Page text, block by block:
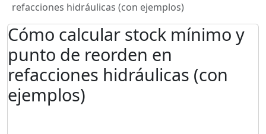
refacciones hidráulicas (con ejemplos)
Cómo calcular stock mínimo y
punto de reorden en
refacciones hidráulicas (con
ejemplos)